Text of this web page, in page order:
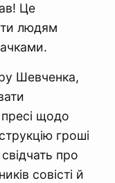
Це
людям
Шевченка,
щодо
гроші
про
совісті й